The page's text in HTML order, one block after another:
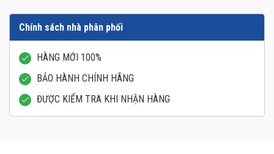
Chính sách nhà phân phối
HÀNG MỚI 100%
BẢO HÀNH CHÍNH HÃNG
ĐƯỢC KIỂM TRA KHI NHẬN HÀNG